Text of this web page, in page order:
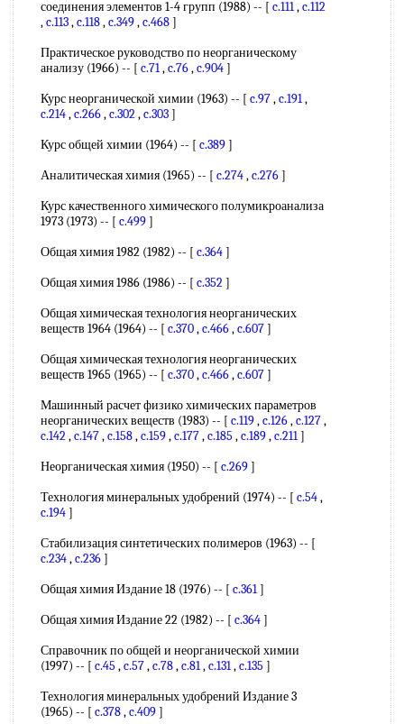
соединения элементов 1-4 групп (1988) -- [ c.111,c.112
,c.113,c.118,c.349,c.468]
Практическое руководство по неорганическому
анализу (1966) -- [ c.71,c.76,c.904]
Курс неорганической химии (1963) -- [ c.97,c.191,
c.214,c.266,c.302,c.303]
Курс общей химии (1964) -- [ c.389]
Аналитическая химия (1965) -- [ c.274,c.276]
Курс качественного химического полумикроанализа
1973 (1973) -- [ c.499]
Общая химия 1982 (1982) -- [ c.364]
Общая химия 1986 (1986) -- [ c.352]
Общая химическая технология неорганических
веществ 1964 (1964) -- [ c.370,c.466,c.607]
Общая химическая технология неорганических
веществ 1965 (1965) -- [ c.370,c.466,c.607]
Машинный расчет физико химических параметров
неорганических веществ (1983) -- [ c.119,c.126,c.127,
c.142,c.147,c.158,c.159,c.177,c.185 ,c.189,c.211]
Неорганическая химия (1950) -- [ c.269]
Технология минеральных удобрений (1974) -- [ c.54,
c.194]
Стабилизация синтетических полимеров (1963) -- [
c.234,c.236]
Общая химия Издание 18 (1976) -- [ c.361]
Общая химия Издание 22 (1982) -- [ c.364]
Справочник по общей и неорганической химии
(1997) -- [ c.45 ,c.57,c.78,c.81,c.131,c.135 ]
Технология минеральных удобрений Издание 3
(1965) -- [ c.378,c.409]